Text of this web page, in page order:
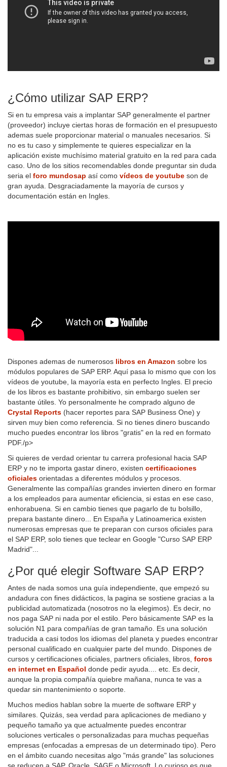
¿Cómo utilizar SAP ERP?
Si en tu empresa vais a implantar SAP generalmente el partner
(proveedor) incluye ciertas horas de formación en el presupuesto
ademas suele proporcionar material o manuales necesarios. Si
no es tu caso y simplemente te quieres especializar en la
aplicación existe muchísimo material gratuito en la red para cada
caso. Uno de los sitios recomendables donde preguntar sin duda
seria el foro mundosap así como vídeos de youtube son de
gran ayuda. Desgraciadamente la mayoría de cursos y
documentación están en Ingles.
Dispones ademas de numerosos libros en Amazon sobre los
módulos populares de SAP ERP. Aquí pasa lo mismo que con los
vídeos de youtube, la mayoría esta en perfecto Ingles. El precio
de los libros es bastante prohibitivo, sin embargo suelen ser
bastante útiles. Yo personalmente he comprado alguno de
Crystal Reports (hacer reportes para SAP Business One) y
sirven muy bien como referencia. Si no tienes dinero buscando
mucho puedes encontrar los libros "gratis" en la red en formato
PDF./p>
Si quieres de verdad orientar tu carrera profesional hacia SAP
ERP y no te importa gastar dinero, existen certificaciones
oficiales orientadas a diferentes módulos y procesos.
Generalmente las compañías grandes invierten dinero en formar
a los empleados para aumentar eficiencia, si estas en ese caso,
enhorabuena. Si en cambio tienes que pagarlo de tu bolsillo,
prepara bastante dinero... En España y Latinoamerica existen
numerosas empresas que te preparan con cursos oficiales para
el SAP ERP, solo tienes que teclear en Google "Curso SAP ERP
Madrid"...
¿Por qué elegir Software SAP ERP?
Antes de nada somos una guía independiente, que empezó su
andadura con fines didácticos, la pagina se sostiene gracias a la
publicidad automatizada (nosotros no la elegimos). Es decir, no
nos paga SAP ni nada por el estilo. Pero básicamente SAP es la
solución N1 para compañías de gran tamaño. Es una solución
traducida a casi todos los idiomas del planeta y puedes encontrar
personal cualificado en cualquier parte del mundo. Dispones de
cursos y certificaciones oficiales, partners oficiales, libros, foros
en internet en Español donde pedir ayuda.... etc. Es decir,
aunque la propia compañía quiebre mañana, nunca te vas a
quedar sin mantenimiento o soporte.
Muchos medios hablan sobre la muerte de software ERP y
similares. Quizás, sea verdad para aplicaciones de mediano y
pequeño tamaño ya que actualmente puedes encontrar
soluciones verticales o personalizadas para muchas pequeñas
empresas (enfocadas a empresas de un determinado tipo). Pero
en el ámbito cuando necesitas algo "más grande" las soluciones
se reducen a SAP, Oracle, SAGE o Microsoft. Lo curioso es que